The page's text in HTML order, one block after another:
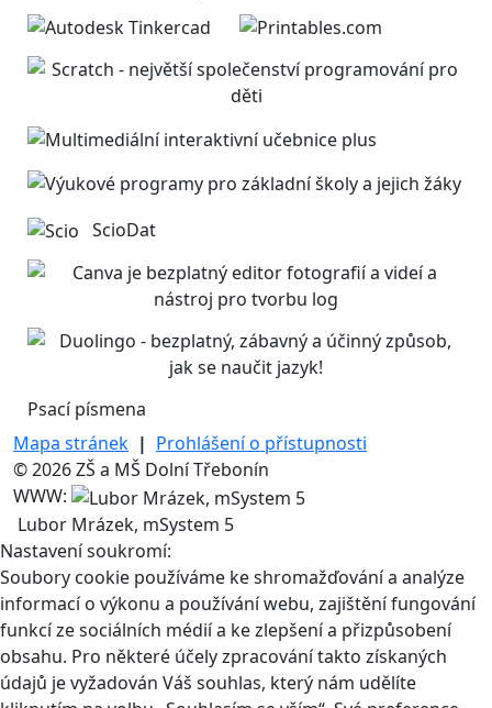
ScioDat
Psací písmena
Mapa stránek | Prohlášení o přístupnosti
© 2026 ZŠ a MŠ Dolní Třebonín
WWW:
Lubor Mrázek, mSystem 5
Nastavení soukromí:
Soubory cookie používáme ke shromažďování a analýze
informací o výkonu a používání webu, zajištění fungování
funkcí ze sociálních médií a ke zlepšení a přizpůsobení
obsahu. Pro některé účely zpracování takto získaných
údajů je vyžadován Váš souhlas, který nám udělíte